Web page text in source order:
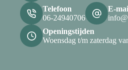
Telefoon
06-24940706
E-
Openingstijden
Woensdag t/m zaterdag